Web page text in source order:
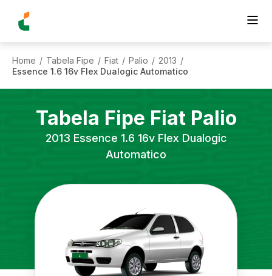
Home / Tabela Fipe / Fiat / Palio / 2013 /
Essence 1.6 16v Flex Dualogic Automatico
Tabela Fipe Fiat Palio
2013 Essence 1.6 16v Flex Dualogic
Automatico